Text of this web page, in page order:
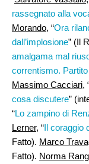
rassegnato alla
Morando, “Ora
dall’implosione” (Il
amalgama mal
correntismo.
Massimo Cacciari,
cosa discutere”
“Lo zampino di
Lerner, “Il coraggio
Fatto). Marco
Fatto). Norma